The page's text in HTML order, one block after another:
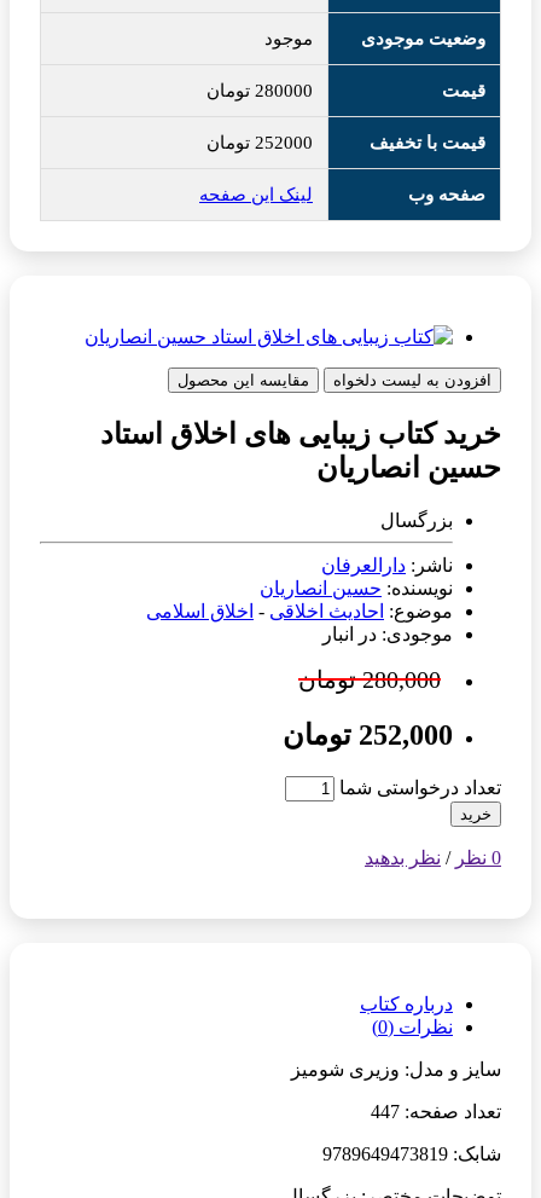
وضعیت موجودی موجود
قیمت 280000 تومان
قیمت با تخفیف 252000 تومان
صفحه وب لینک این صفحه
افزودن به لیست دلخواه مقایسه این محصول
خرید کتاب زیبایی های اخلاق استاد
حسین انصاریان
بزرگسال
ناشر: دارالعرفان
نویسنده: حسین انصاریان
موضوع: احادیث اخلاقی - اخلاق اسلامی
موجودی: در انبار
280,000 تومان
252,000 تومان
تعداد درخواستی شما
خرید
0 نظر / نظر بدهید
درباره کتاب
نظرات (0)
سایز و مدل: وزیری شومیز
تعداد صفحه: 447
شابک: 9789649473819